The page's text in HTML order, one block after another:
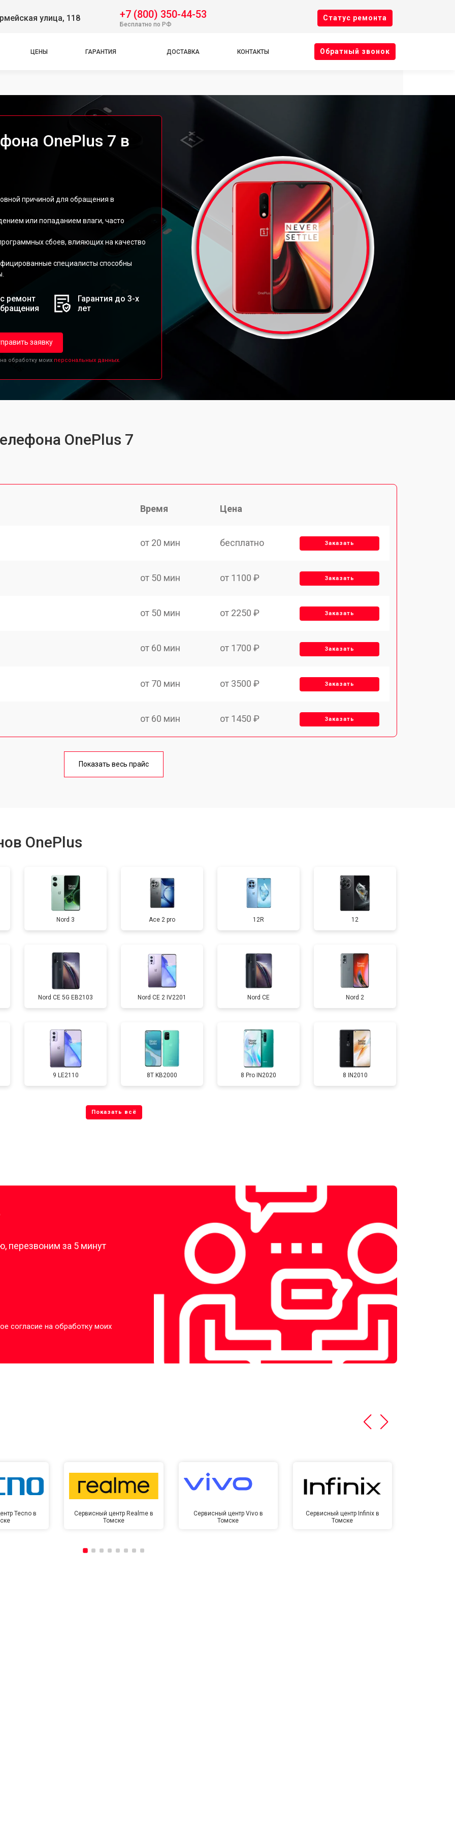
улица, 118 +7 (800) 350-44-53
Бесплатно по РФ
Cтатус ремонта
ЦЕНЫ ГАРАНТИЯ ДОСТАВКА КОНТАКТЫ Oбратный звонок
OnePlus 7 в
причиной для обращения в
или попаданием влаги, часто
сбоев, влияющих на качество
специалисты способны
ремонт
Гарантия до 3-х
лет
заявку
обработку моих персональных данных.
OnePlus 7
Время Цена
от 20 мин бесплатно Заказать
от 50 мин от 1100 ₽ Заказать
от 50 мин от 2250 ₽ Заказать
от 60 мин от 1700 ₽ Заказать
от 70 мин от 3500 ₽ Заказать
от 60 мин от 1450 ₽ Заказать
от 50 мин
от 80 мин от 2700 ₽ Заказать
от 40 мин от 950 ₽ Заказать
от 70 мин от 1750 ₽ Заказать
от 60 мин от 3200 ₽ Заказать
от 60 мин от 1400 ₽ Заказать
Показать весь прайс
OnePlus
Nord 3 Ace 2 pro 12R 12
Nord CE 5G EB2103 Nord CE 2 IV2201 Nord CE Nord 2
9 LE2110 8T KB2000 8 Pro IN2020 8 IN2010
перезвоним за 5 минут
согласие на обработку моих
Tecno в
Сервисный центр Realme в
Томске
Сервисный центр Vivo в
Томске
Сервисный центр Infinix в
Томске